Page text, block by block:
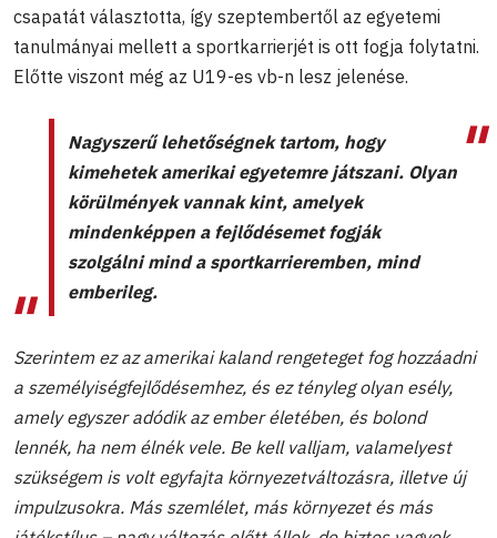
csapatát választotta, így szeptembertől az egyetemi
tanulmányai mellett a sportkarrierjét is ott fogja folytatni.
Előtte viszont még az U19-es vb-n lesz jelenése.
Nagyszerű lehetőségnek tartom, hogy
kimehetek amerikai egyetemre játszani. Olyan
körülmények vannak kint, amelyek
mindenképpen a fejlődésemet fogják
szolgálni mind a sportkarrieremben, mind
emberileg.
Szerintem ez az amerikai kaland rengeteget fog hozzáadni
a személyiségfejlődésemhez, és ez tényleg olyan esély,
amely egyszer adódik az ember életében, és bolond
lennék, ha nem élnék vele. Be kell valljam, valamelyest
szükségem is volt egyfajta környezetváltozásra, illetve új
impulzusokra. Más szemlélet, más környezet és más